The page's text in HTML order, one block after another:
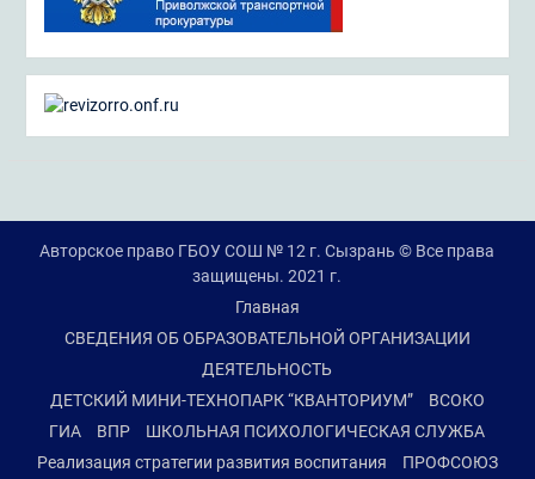
Авторское право ГБОУ СОШ № 12 г. Сызрань © Все права
защищены. 2021 г.
Главная
СВЕДЕНИЯ ОБ ОБРАЗОВАТЕЛЬНОЙ ОРГАНИЗАЦИИ
ДЕЯТЕЛЬНОСТЬ
ДЕТСКИЙ МИНИ-ТЕХНОПАРК “КВАНТОРИУМ”
ВСОКО
ГИА
ВПР
ШКОЛЬНАЯ ПСИХОЛОГИЧЕСКАЯ СЛУЖБА
Реализация стратегии развития воспитания
ПРОФСОЮЗ